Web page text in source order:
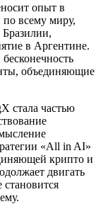
опыт в
всему миру,
в Аргентине.
объединяющие
стала частью
«All in AI»
крипто и
двигать